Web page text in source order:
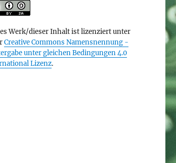
Werk/dieser Inhalt ist lizenziert unter
Creative Commons Namensnennung -
unter gleichen Bedingungen 4.0
Lizenz.